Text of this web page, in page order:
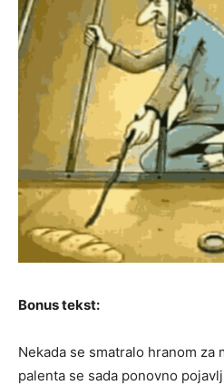
Bonus tekst:
Nekada se smatralo hranom za
palenta se sada ponovno